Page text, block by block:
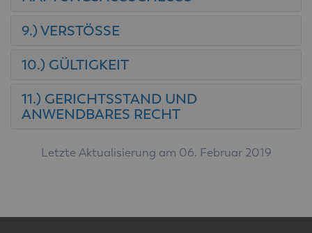
9.) VERSTÖSSE
10.) GÜLTIGKEIT
11.) GERICHTSSTAND UND
ANWENDBARES RECHT
Letzte Aktualisierung am 06. Februar 2019